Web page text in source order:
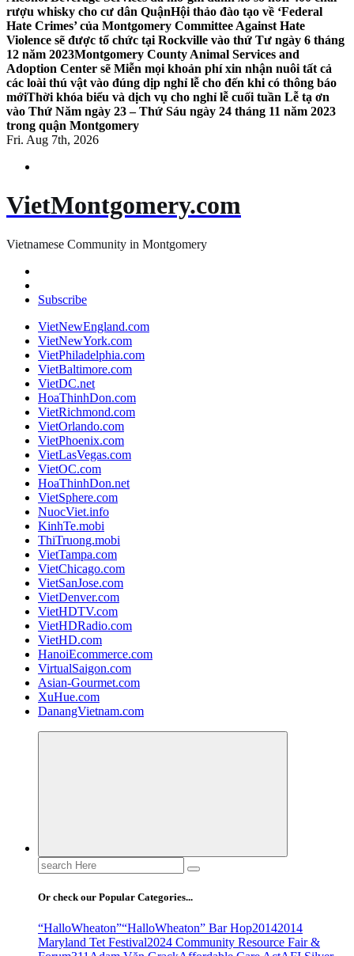
rượu whisky cho cư dân QuậnHội thảo đào tạo về ‘Federal
Hate Crimes’ của Montgomery Committee Against Hate
Violence sẽ được tổ chức tại Rockville vào thứ Tư ngày 6 tháng
12 năm 2023Montgomery County Animal Services and
Adoption Center sẽ Miễn mọi khoản phí xin nhận nuôi tất cả
các loài thú vật vào đúng dịp nghỉ lễ cho đến khi có thông báo
mớiThời khóa biểu và dịch vụ cho nghỉ lễ cuối tuần Lễ tạ ơn
vào Thứ Năm ngày 23 – Thứ Sáu ngày 24 tháng 11 năm 2023
trong quận Montgomery
Fri. Aug 7th, 2026
VietMontgomery.com
Vietnamese Community in Montgomery
Subscribe
VietNewEngland.com
VietNewYork.com
VietPhiladelphia.com
VietBaltimore.com
VietDC.net
HoaThinhDon.com
VietRichmond.com
VietOrlando.com
VietPhoenix.com
VietLasVegas.com
VietOC.com
HoaThinhDon.net
VietSphere.com
NuocViet.info
KinhTe.mobi
ThiTruong.mobi
VietTampa.com
VietChicago.com
VietSanJose.com
VietDenver.com
VietHDTV.com
VietHDRadio.com
VietHD.com
HanoiEcommerce.com
VirtualSaigon.com
Asian-Gourmet.com
XuHue.com
DanangVietnam.com
Search
for:
Or check our Popular Categories...
“HalloWheaton”“HalloWheaton” Bar Hop20142014
Maryland Tet Festival2024 Community Resource Fair &